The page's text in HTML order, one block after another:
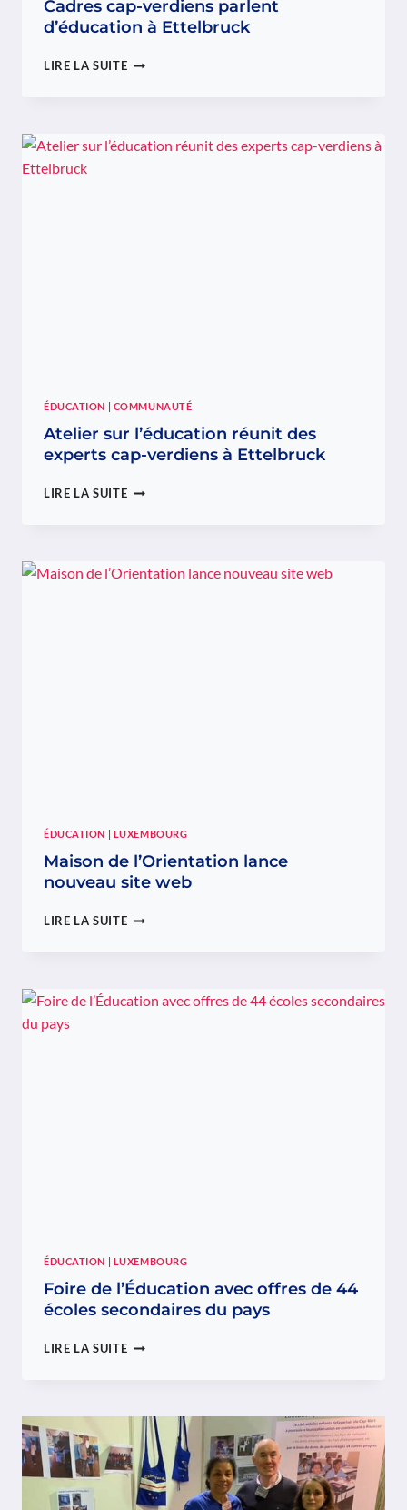
Cadres cap-verdiens parlent
d’éducation à Ettelbruck
LIRE LA SUITECADRES
À
ÉDUCATION COMMUNAUTÉ
Atelier sur l’éducation réunit des
experts cap-verdiens à Ettelbruck
LIRE LA SUITEATELIER
EXPERTS
ÉDUCATION | LUXEMBOURG
Maison de l’Orientation lance
nouveau site web
LIRE LA SUITEMAISON
SITE
ÉDUCATION | LUXEMBOURG
Foire de l’Éducation avec offres de 44
écoles secondaires du pays
LIRE LA SUITEFOIRE
OFFRES
DE
44
ÉCOLES
SECONDAIRES